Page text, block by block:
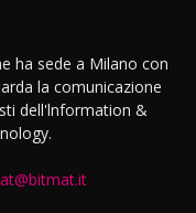
ha sede a Milano con
la comunicazione
dell'lnformation &